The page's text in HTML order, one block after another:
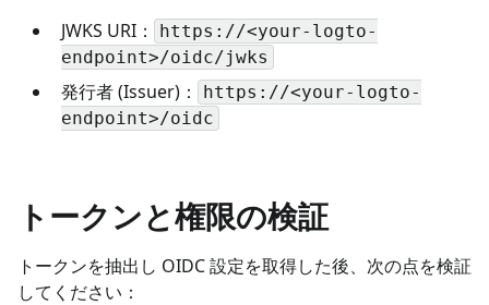
JWKS URI：
https://<your-logto-
endpoint>/oidc/jwks
発行者 (Issuer)：
https://<your-logto-
endpoint>/oidc
トークンと権限の検証
トークンを抽出し OIDC 設定を取得した後、次の点を検証
してください：